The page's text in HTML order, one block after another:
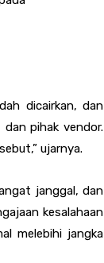
dicairkan, dan
dan pihak vendor.
ujarnya.
janggal, dan
kesalahaan
melebihi jangka